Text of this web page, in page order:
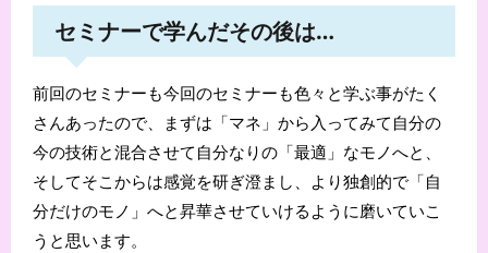
セミナーで学んだその後は…
前回のセミナーも今回のセミナーも色々と学ぶ事がたく
さんあったので、まずは「マネ」から入ってみて自分の
今の技術と混合させて自分なりの「最適」なモノへと、
そしてそこからは感覚を研ぎ澄まし、より独創的で「自
分だけのモノ」へと昇華させていけるように磨いていこ
うと思います。